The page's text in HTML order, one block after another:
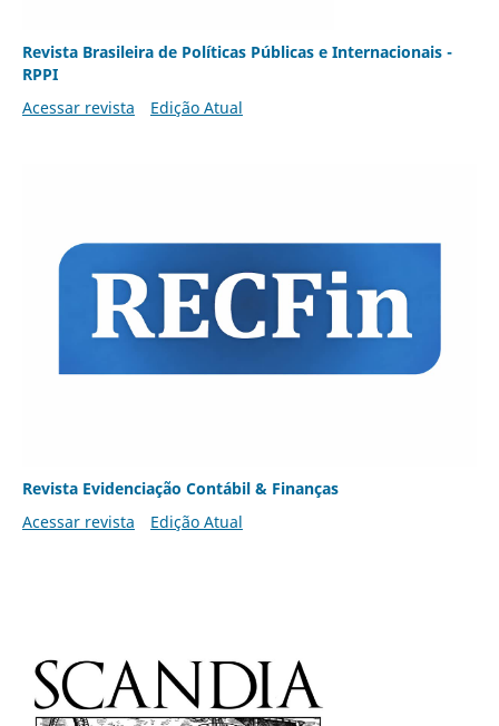
Revista Brasileira de Políticas Públicas e Internacionais -
RPPI
Acessar revista
Edição Atual
Revista Evidenciação Contábil & Finanças
Acessar revista
Edição Atual